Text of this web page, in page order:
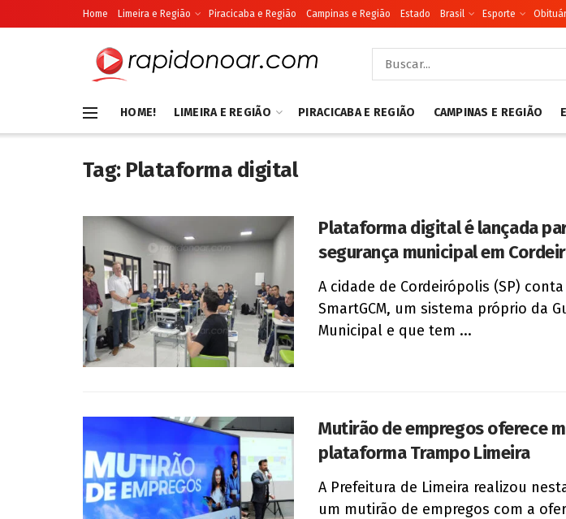
Home Limeira e Região Piracicaba e Região Campinas e Região Estado Brasil Esporte
HOME! LIMEIRA E REGIÃO PIRACICABA E REGIÃO CAMPINAS E REGIÃO
Tag: Plataforma digital
Plataforma digital é lançada
segurança municipal em
A cidade de Cordeirópolis (SP)
SmartGCM, um sistema próprio da
Municipal e que tem ...
Mutirão de empregos oferece
plataforma Trampo Limeira
A Prefeitura de Limeira realizou
um mutirão de empregos com a